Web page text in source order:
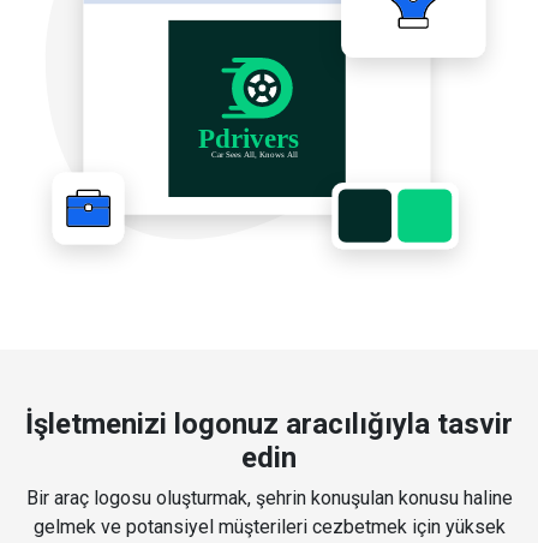
İşletmenizi logonuz aracılığıyla tasvir
edin
Bir araç logosu oluşturmak, şehrin konuşulan konusu haline
gelmek ve potansiyel müşterileri cezbetmek için yüksek